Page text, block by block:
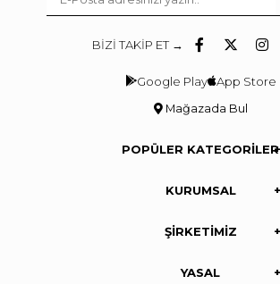
BİZİ TAKİP ET →
Google Play App Store
Mağazada Bul
POPÜLER KATEGORİLER
KURUMSAL
ŞİRKETİMİZ
YASAL